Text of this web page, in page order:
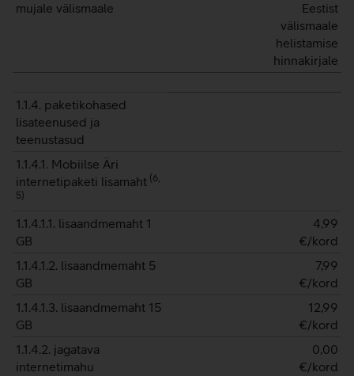
mujale välismaale
Eestist
välismaale
helistamise
hinnakirjale
1.1.4. paketikohased
lisateenused ja
teenustasud
1.1.4.1. Mobiilse Äri
internetipaketi lisamaht (6,
5)
1.1.4.1.1. lisaandmemaht 1
GB
4,99
€/kord
1.1.4.1.2. lisaandmemaht 5
GB
7,99
€/kord
1.1.4.1.3. lisaandmemaht 15
GB
12,99
€/kord
1.1.4.2. jagatava
internetimahu
0,00
€/kord